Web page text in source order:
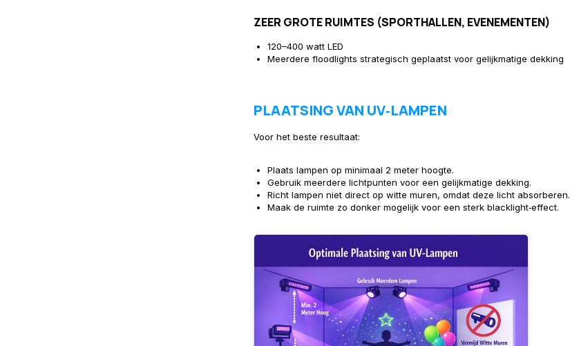
ZEER GROTE RUIMTES (SPORTHALLEN, EVENEMENTEN)
120–400 watt LED
Meerdere floodlights strategisch geplaatst voor gelijkmatige dekking
PLAATSING VAN UV‑LAMPEN
Voor het beste resultaat:
Plaats lampen op minimaal 2 meter hoogte.
Gebruik meerdere lichtpunten voor een gelijkmatige dekking.
Richt lampen niet direct op witte muren, omdat deze licht absorberen.
Maak de ruimte zo donker mogelijk voor een sterk blacklight‑effect.